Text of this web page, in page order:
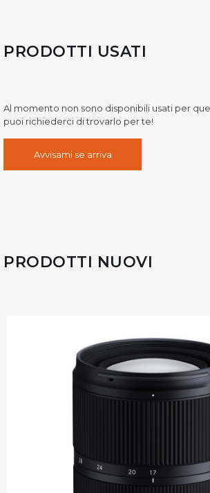
PRODOTTI USATI
Al momento non sono disponibili usati per
puoi richiederci di trovarlo per te!
Avvisami se arriva
PRODOTTI NUOVI